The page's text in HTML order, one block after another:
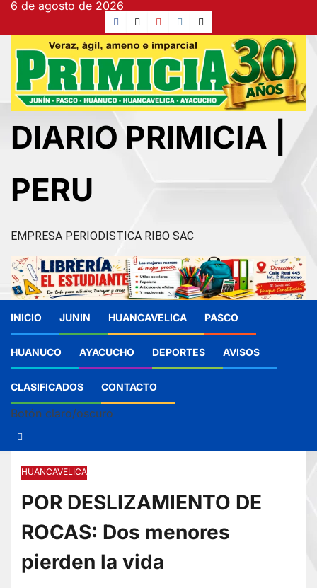
contenido
6 de agosto de 2026
Facebook
TikTokYouTube
Instagram
X
DIARIO PRIMICIA |
PERU
EMPRESA PERIODISTICA RIBO SAC
INICIO JUNIN HUANCAVELICA PASCO
HUANUCO AYACUCHO DEPORTES AVISOS
CLASIFICADOS CONTACTO
Botón claro/oscuro
HUANCAVELICA
POR DESLIZAMIENTO DE
ROCAS: Dos menores
pierden la vida